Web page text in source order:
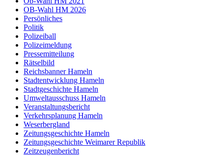
OB-Wahl HM 2026
Persönliches
Politik
Polizeiball
Polizeimeldung
Pressemitteilung
Rätselbild
Reichsbanner Hameln
Stadtentwicklung Hameln
Stadtgeschichte Hameln
Umweltausschuss Hameln
Veranstaltungsbericht
Verkehrsplanung Hameln
Weserbergland
Zeitungsgeschichte Hameln
Zeitungsgeschichte Weimarer Republik
Zeitzeugenbericht